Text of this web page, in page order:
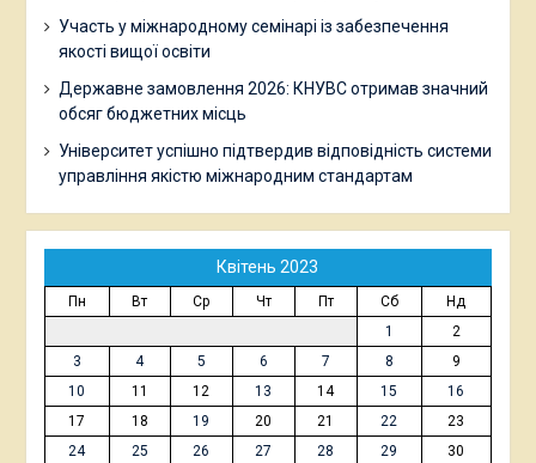
Участь у міжнародному семінарі із забезпечення
якості вищої освіти
Державне замовлення 2026: КНУВС отримав значний
обсяг бюджетних місць
Університет успішно підтвердив відповідність системи
управління якістю міжнародним стандартам
Квітень 2023
Пн Вт Ср Чт Пт Сб
Нд
1
2
3
4 5 6 7 8
9
10
11 12 13 14 15
16
17
18 19 20 21 22
23
24
25 26 27 28 29 30